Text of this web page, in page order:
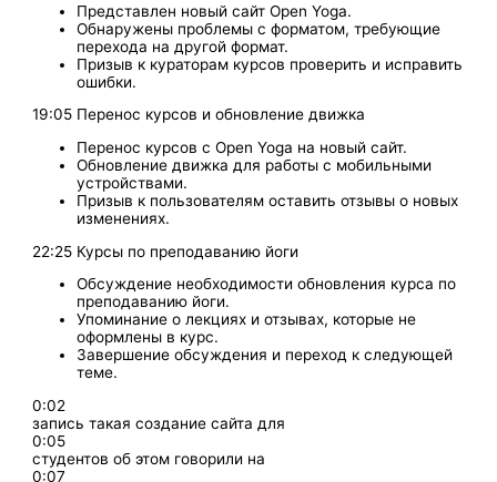
Представлен новый сайт Open Yoga.
Обнаружены проблемы с форматом, требующие
перехода на другой формат.
Призыв к кураторам курсов проверить и исправить
ошибки.
19:05 Перенос курсов и обновление движка
Перенос курсов с Open Yoga на новый сайт.
Обновление движка для работы с мобильными
устройствами.
Призыв к пользователям оставить отзывы о новых
изменениях.
22:25 Курсы по преподаванию йоги
Обсуждение необходимости обновления курса по
преподаванию йоги.
Упоминание о лекциях и отзывах, которые не
оформлены в курс.
Завершение обсуждения и переход к следующей
теме.
0:02
запись такая создание сайта для
0:05
студентов об этом говорили на
0:07